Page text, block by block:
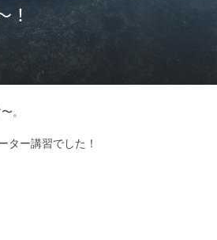
！
。
ター講習でした！